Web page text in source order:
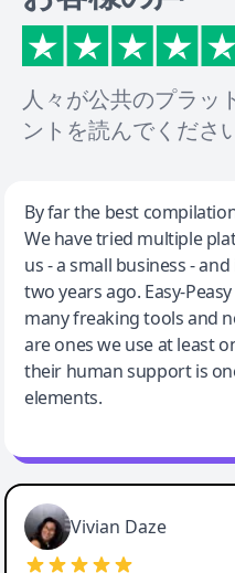
人々が公共のプラッ
ントを読んでくださ
Jeff Wilson
By far the best compilation
By far the best
We have tried multiple
us - a small business -
two years ago. Easy-
many freaking tools and
are ones we use at least
their human support is
elements.
Vivian Daze